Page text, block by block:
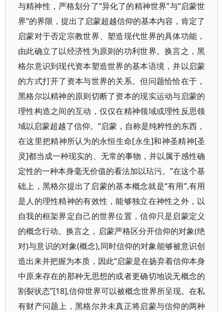
与精神性，严格划分了“异化了的精神世界”与“启蒙世
界”的界限，提出了启蒙超越信仰的基本内容，肯定了
启蒙对于否定宗教世界、塑造现代世界的具体功能，
由此确立了以经济性为原则的功利世界。换言之，黑
格尔意识到现代资本塑造世界的基本语境，并以启蒙
的方式打开了资本与世界的关系。但问题恰恰在于，
黑格尔以精神的原则切断了资本的现实运动与启蒙的
理性构造之间的互动，仅仅在精神领域或理性反思领
域以启蒙超越了信仰。“启蒙，自称是纯粹性的东西，
在这里把精神所认为的永恒生命[永生]和神圣精神[圣
灵]都当成一种现实的、无常的事物，并以属于感性确
定性的一种本身毫无价值的看法加以玷污。”在这个基
础上，黑格尔提出了启蒙的基本概念就是“有用”,有用
是人的理性精神的有效性，能够独立在神性之外，以
自我的框架界定自己的世界位置，信仰只是启蒙定义
的概念行动。换言之，启蒙严格区分开信仰的对象(绝
对)与意识的对象(概念),同时信仰的对象能够被意识创
造出来并把握为本质，因此“启蒙是在扬弃着信仰本身
中原来存在的那种无思想的或者更确切地说无概念的
割裂状态”[18],信仰世界可以被概念世界所呈现。在私
有财产问题上，黑格尔并未真正将启蒙与信仰的两种